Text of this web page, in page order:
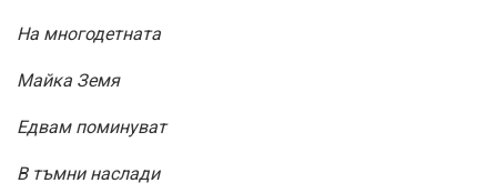
На многодетната
Майка Земя
Едвам поминуват
В тъмни наслади